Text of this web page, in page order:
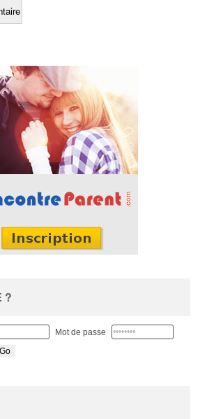
?
Mot de passe
Go